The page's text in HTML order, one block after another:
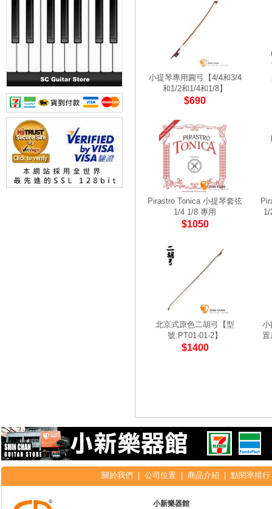
小提琴專用圓弓【4/4和3/4
和1/2和1/4和1/8】
$690
Pirastro Tonica 小提琴套弦
1/4 1/8 專用
$1050
北京式原色二胡弓【型
號:PT01-01-2】
$1400
小
置
關於我們 公司位置 商品介紹 點閱率排行
小新樂器館